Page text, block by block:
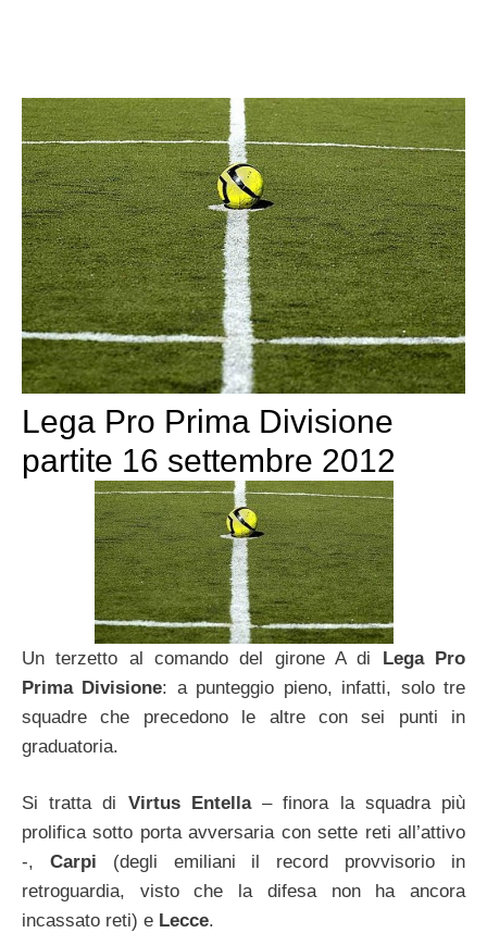
Lega Pro Prima Divisione
partite 16 settembre 2012
Un terzetto al comando del girone A di Lega Pro
Prima Divisione: a punteggio pieno, infatti, solo tre
squadre che precedono le altre con sei punti in
graduatoria.
Si tratta di Virtus Entella– finora la squadra più
prolifica sotto porta avversaria con sette reti all’attivo
-, Carpi (degli emiliani il record provvisorio in
retroguardia, visto che la difesa non ha ancora
incassato reti) e Lecce.